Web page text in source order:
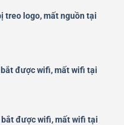
treo logo, mất nguồn tại
được wifi, mất wifi tại
được wifi, mất wifi tại